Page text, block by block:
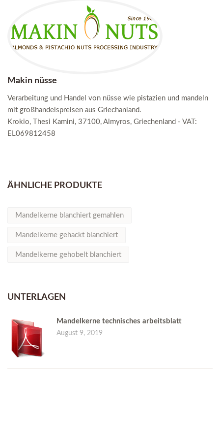
Makin nüsse
Verarbeitung und Handel von nüsse wie pistazien und mandeln
mit großhandelspreisen aus Griechanland.
Krokio, Thesi Kamini, 37100, Almyros, Griechenland - VAT:
EL069812458
ÄHNLICHE PRODUKTE
Mandelkerne blanchiert gemahlen
Mandelkerne gehackt blanchiert
Mandelkerne gehobelt blanchiert
UNTERLAGEN
Mandelkerne technisches arbeitsblatt
August 9, 2019